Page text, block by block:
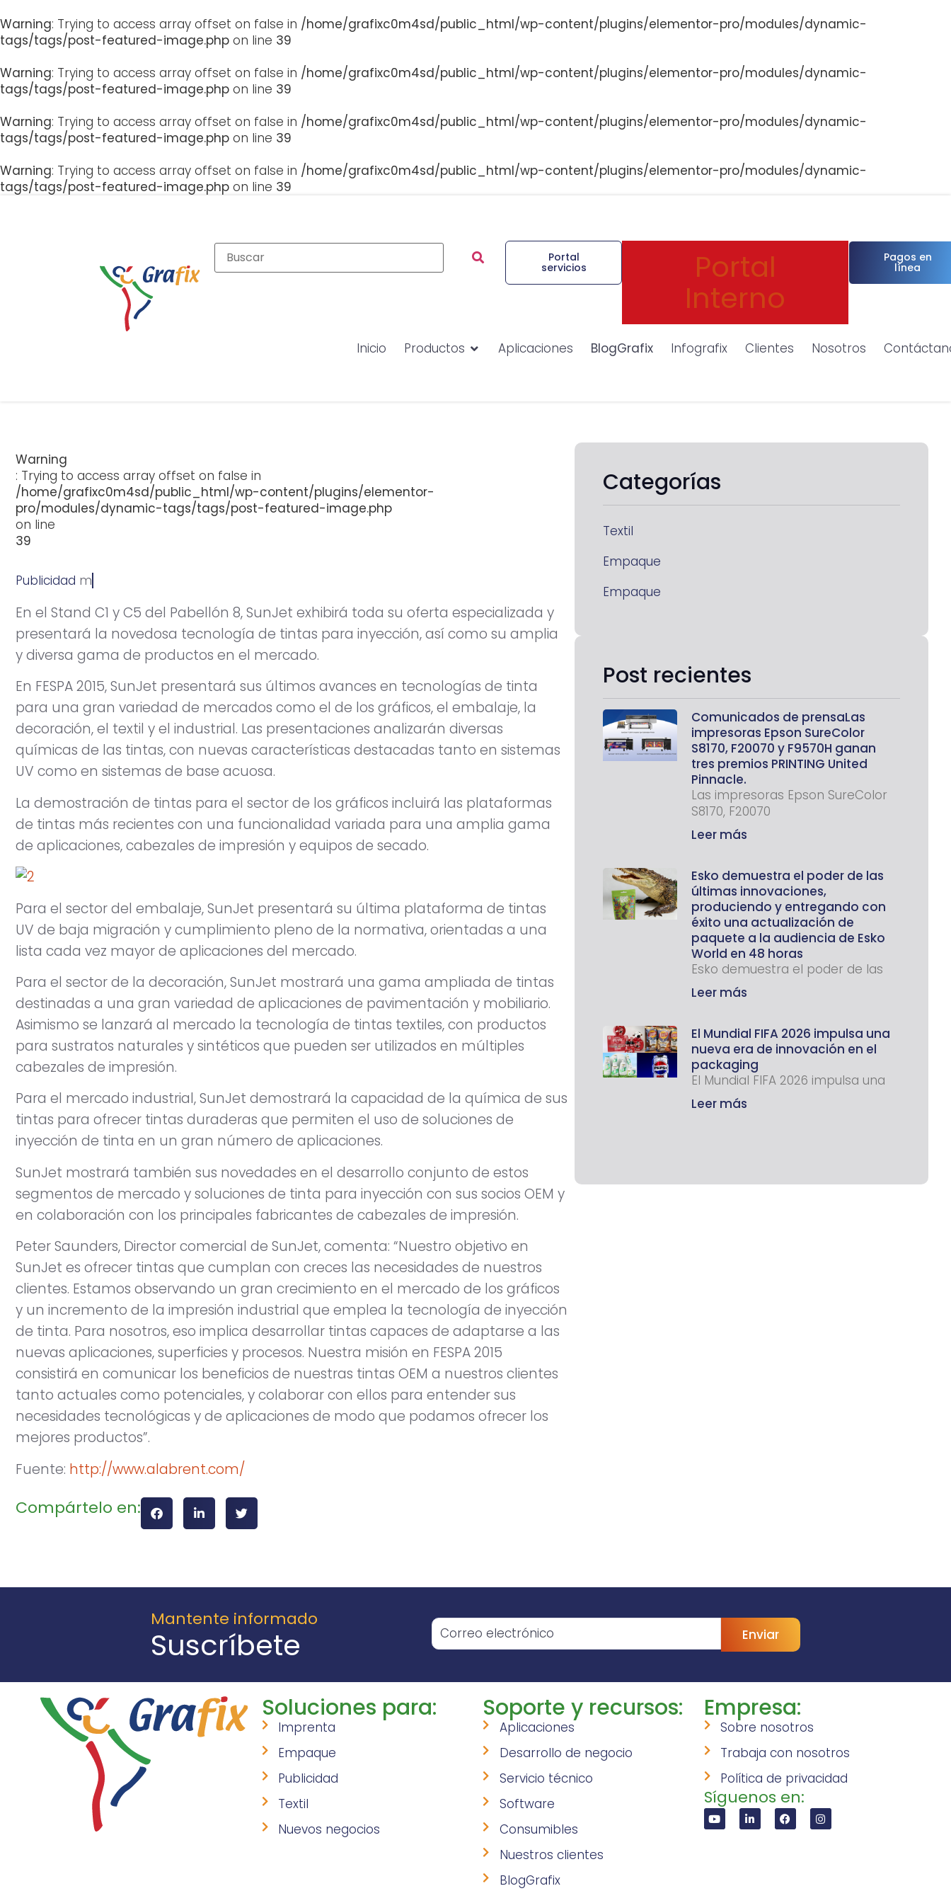
Warning: Trying to access array offset on false in /home/grafixc0m4sd/public_html/wp-content/plugins/elementor-pro/modules/dynamic-
tags/tags/post-featured-image.php on line 39
Warning: Trying to access array offset on false in /home/grafixc0m4sd/public_html/wp-content/plugins/elementor-pro/modules/dynamic-
tags/tags/post-featured-image.php on line 39
Warning: Trying to access array offset on false in /home/grafixc0m4sd/public_html/wp-content/plugins/elementor-pro/modules/dynamic-
tags/tags/post-featured-image.php on line 39
Warning: Trying to access array offset on false in /home/grafixc0m4sd/public_html/wp-content/plugins/elementor-pro/modules/dynamic-
tags/tags/post-featured-image.php on line 39
Portal
servicios Portal
Interno
Pagos en
línea
Inicio Productos Aplicaciones BlogGrafix Infografix Clientes Nosotros
Warning
: Trying to access array offset on false in
/home/grafixc0m4sd/public_html/wp-content/plugins/elementor-
pro/modules/dynamic-tags/tags/post-featured-image.php
on line
39
Publicidad m
En el Stand C1 y C5 del Pabellón 8, SunJet exhibirá toda su oferta especializada y
presentará la novedosa tecnología de tintas para inyección, así como su amplia
y diversa gama de productos en el mercado.
En FESPA 2015, SunJet presentará sus últimos avances en tecnologías de tinta
para una gran variedad de mercados como el de los gráficos, el embalaje, la
decoración, el textil y el industrial. Las presentaciones analizarán diversas
químicas de las tintas, con nuevas características destacadas tanto en sistemas
UV como en sistemas de base acuosa.
La demostración de tintas para el sector de los gráficos incluirá las plataformas
de tintas más recientes con una funcionalidad variada para una amplia gama
de aplicaciones, cabezales de impresión y equipos de secado.
Para el sector del embalaje, SunJet presentará su última plataforma de tintas
UV de baja migración y cumplimiento pleno de la normativa, orientadas a una
lista cada vez mayor de aplicaciones del mercado.
Para el sector de la decoración, SunJet mostrará una gama ampliada de tintas
destinadas a una gran variedad de aplicaciones de pavimentación y mobiliario.
Asimismo se lanzará al mercado la tecnología de tintas textiles, con productos
para sustratos naturales y sintéticos que pueden ser utilizados en múltiples
cabezales de impresión.
Para el mercado industrial, SunJet demostrará la capacidad de la química de sus
tintas para ofrecer tintas duraderas que permiten el uso de soluciones de
inyección de tinta en un gran número de aplicaciones.
SunJet mostrará también sus novedades en el desarrollo conjunto de estos
segmentos de mercado y soluciones de tinta para inyección con sus socios OEM y
en colaboración con los principales fabricantes de cabezales de impresión.
Peter Saunders, Director comercial de SunJet, comenta: “Nuestro objetivo en
SunJet es ofrecer tintas que cumplan con creces las necesidades de nuestros
clientes. Estamos observando un gran crecimiento en el mercado de los gráficos
y un incremento de la impresión industrial que emplea la tecnología de inyección
de tinta. Para nosotros, eso implica desarrollar tintas capaces de adaptarse a las
nuevas aplicaciones, superficies y procesos. Nuestra misión en FESPA 2015
consistirá en comunicar los beneficios de nuestras tintas OEM a nuestros clientes
tanto actuales como potenciales, y colaborar con ellos para entender sus
necesidades tecnológicas y de aplicaciones de modo que podamos ofrecer los
mejores productos”.
Fuente: http://www.alabrent.com/
Compártelo en:
Categorías
Textil
Empaque
Empaque
Post recientes
Comunicados de prensaLas
impresoras Epson SureColor
S8170, F20070 y F9570H ganan
tres premios PRINTING United
Pinnacle.
Las impresoras Epson SureColor
S8170, F20070
Leer más
Esko demuestra el poder de las
últimas innovaciones,
produciendo y entregando con
éxito una actualización de
paquete a la audiencia de Esko
World en 48 horas
Esko demuestra el poder de las
Leer más
El Mundial FIFA 2026 impulsa una
nueva era de innovación en el
packaging
El Mundial FIFA 2026 impulsa una
Leer más
Mantente informado
Suscríbete Enviar
Soluciones para:
Imprenta
Empaque
Publicidad
Textil
Nuevos negocios
Soporte y recursos:
Aplicaciones
Desarrollo de negocio
Servicio técnico
Software
Consumibles
Nuestros clientes
BlogGrafix
Empresa:
Sobre nosotros
Trabaja con nosotros
Política de privacidad
Síguenos en: